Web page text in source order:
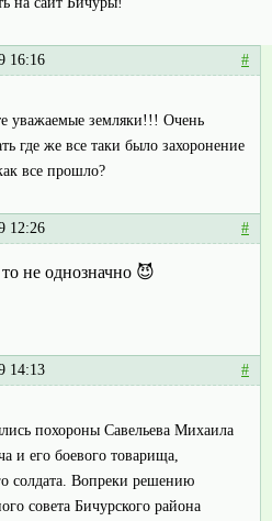
16:16 #
уважаемые земляки!!! Очень
где же все таки было захоронение
все прошло?
12:26 #
не однозначно 😈
14:13 #
похороны Савельева Михаила
и его боевого товарища,
солдата. Вопреки решению
совета Бичурского района